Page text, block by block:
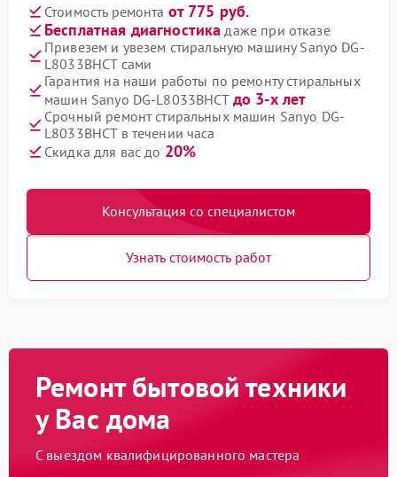
Стоимость ремонта от 775 руб.
Бесплатная диагностика даже при отказе
Привезем и увезем стиральную машину Sanyo DG-
L8033BHCT сами
Гарантия на наши работы по ремонту стиральных
машин Sanyo DG-L8033BHCT до 3-х лет
Срочный ремонт стиральных машин Sanyo DG-
L8033BHCT в течении часа
Скидка для вас до 20%
Консультация со специалистом
Узнать стоимость работ
Ремонт бытовой техники
у Вас дома
С выездом квалифицированного мастера